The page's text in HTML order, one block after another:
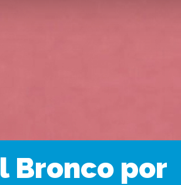
Bronco por